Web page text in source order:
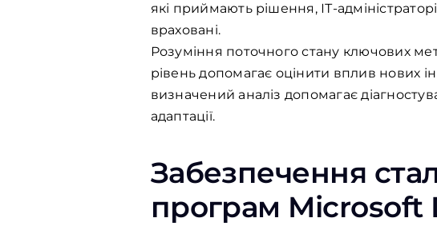
які приймають рішення, ІТ-
враховані.
Розуміння поточного стану ключових
рівень допомагає оцінити вплив нових
визначений аналіз допомагає
адаптації.
Забезпечення
програм Microsoft